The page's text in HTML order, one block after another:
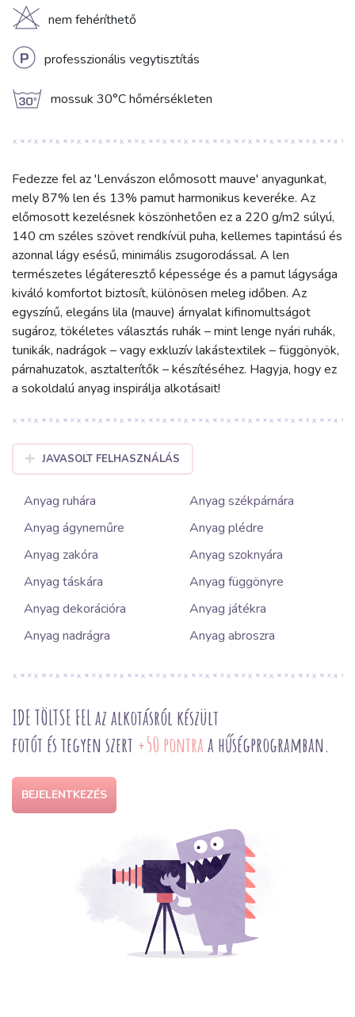
H nem fehéríthető
L professzionális vegytisztítás
g mossuk 30°C hőmérsékleten
Fedezze fel az 'Lenvászon előmosott mauve' anyagunkat,
mely 87% len és 13% pamut harmonikus keveréke. Az
előmosott kezelésnek köszönhetően ez a 220 g/m2 súlyú,
140 cm széles szövet rendkívül puha, kellemes tapintású és
azonnal lágy esésű, minimális zsugorodással. A len
természetes légáteresztő képessége és a pamut lágysága
kiváló komfortot biztosít, különösen meleg időben. Az
egyszínű, elegáns lila (mauve) árnyalat kifinomultságot
sugároz, tökéletes választás ruhák – mint lenge nyári ruhák,
tunikák, nadrágok – vagy exkluzív lakástextilek – függönyök,
párnahuzatok, asztalterítők – készítéséhez. Hagyja, hogy ez
a sokoldalú anyag inspirálja alkotásait!
JAVASOLT FELHASZNÁLÁS
Anyag ruhára
Anyag székpárnára
Anyag ágyneműre
Anyag plédre
Anyag zakóra
Anyag szoknyára
Anyag táskára
Anyag függönyre
Anyag dekorációra
Anyag játékra
Anyag nadrágra
Anyag abroszra
IDE TÖLTSE FEL az alkotásról készült
fotót és tegyen szert +50 pontraa hűségprogramban.
BEJELENTKEZÉS